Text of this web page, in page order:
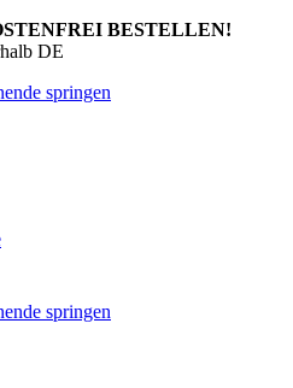
BESTELLEN!
DE
springen
springen